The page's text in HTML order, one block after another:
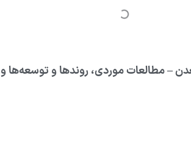
– مطالعات موردی، روندها و